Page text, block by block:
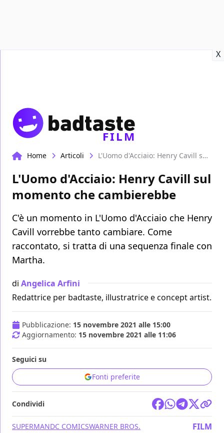
X
FILM
Home Articoli L'Uomo d'Acciaio: Henry Cavill sul momento che cambierebbe
L'Uomo d'Acciaio: Henry Cavill sul
momento che cambierebbe
C'è un momento in L'Uomo d'Acciaio che Henry
Cavill vorrebbe tanto cambiare. Come
raccontato, si tratta di una sequenza finale con
Martha.
di Angelica Arfini
Redattrice per badtaste, illustratrice e concept artist.
Pubblicazione: 15 novembre 2021 alle 15:00
Aggiornamento: 15 novembre 2021 alle 11:06
Seguici su
Fonti preferite
Condividi
SUPERMANDC COMICSWARNER BROS. FILM